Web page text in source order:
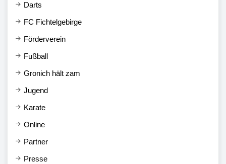
Darts
FC Fichtelgebirge
Förderverein
Fußball
Gronich hält zam
Jugend
Karate
Online
Partner
Presse